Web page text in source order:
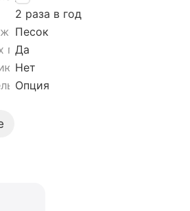
2 раза в год
септика
Песок
водах септика
Да
Нет
Опция